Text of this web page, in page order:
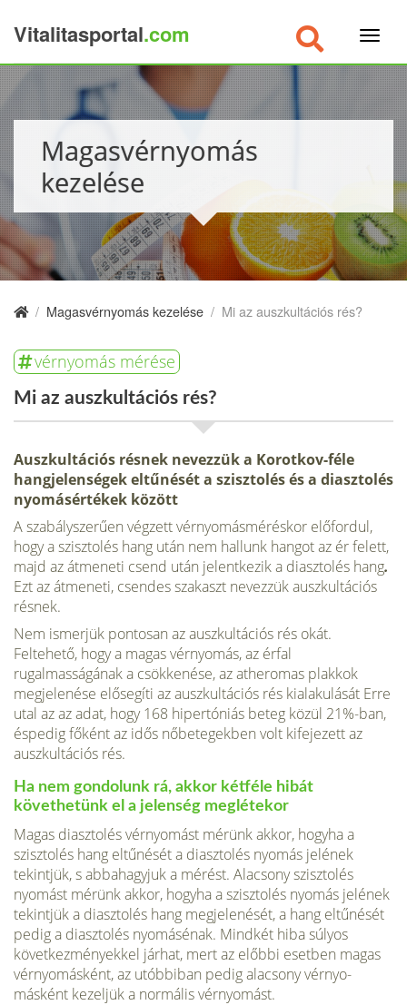
Vitalitasportal.com
Magasvérnyomás
kezelése
/ Magasvérnyomás kezelése / Mi az auszkultációs rés?
vérnyomás mérése
Mi az auszkultációs rés?
Auszkultációs résnek nevezzük a Korotkov-féle
hangjelenségek eltűnését a szisztolés és a diasztolés
nyomásértékek között
A szabályszerűen végzett vérnyomásméréskor előfordul,
hogy a szisztolés hang után nem hallunk hangot az ér felett,
majd az átmeneti csend után jelentkezik a diasztolés hang.
Ezt az átmeneti, csendes sza­kaszt nevezzük auszkultációs
résnek.
Nem ismerjük pontosan az auszkultációs rés okát.
Feltehető, hogy a magas vérnyomás, az érfal
rugalmasságának a csökkenése, az atheromas plakkok
megjelenése elősegíti az auszkultációs rés kialakulását Erre
utal az az adat, hogy 168 hipertóniás beteg közül 21%-ban,
éspedig főként az idős nőbetegekben volt kifejezett az
auszkultációs rés.
Ha nem gondolunk rá, akkor kétféle hibát
követhetünk el a jelenség meglétekor
Magas diasztolés vérnyomást mérünk akkor, hogyha a
szisztolés hang eltűnését a diasztolés nyomás jelének
tekintjük, s abbahagyjuk a mérést. Alacsony szisztolés
nyomást mérünk akkor, hogyha a szisztolés nyomás jelé­nek
tekintjük a diasztolés hang megjelenését, a hang eltűnését
pedig a diasztolés nyomásénak. Mindkét hiba súlyos
következményekkel járhat, mert az előbbi esetben magas
vérnyomásként, az utóbbiban pedig alacsony vérnyo­
másként kezeljük a normális vérnyomást.
×